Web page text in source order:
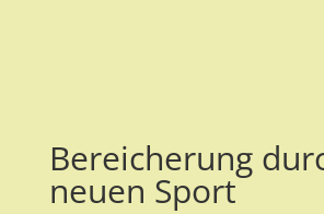
Bereicherung
neuen Sport